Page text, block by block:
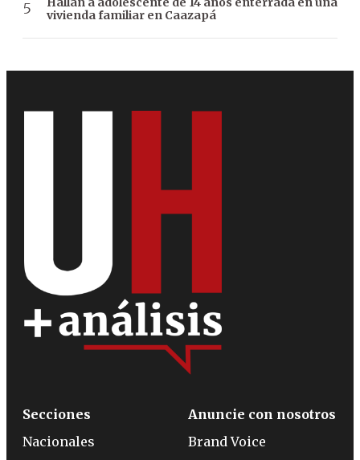
vivienda familiar en Caazapá
Secciones
Nacionales
Anuncie con nosotros
Brand Voice